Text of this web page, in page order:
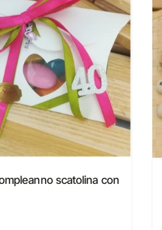
scatolina con